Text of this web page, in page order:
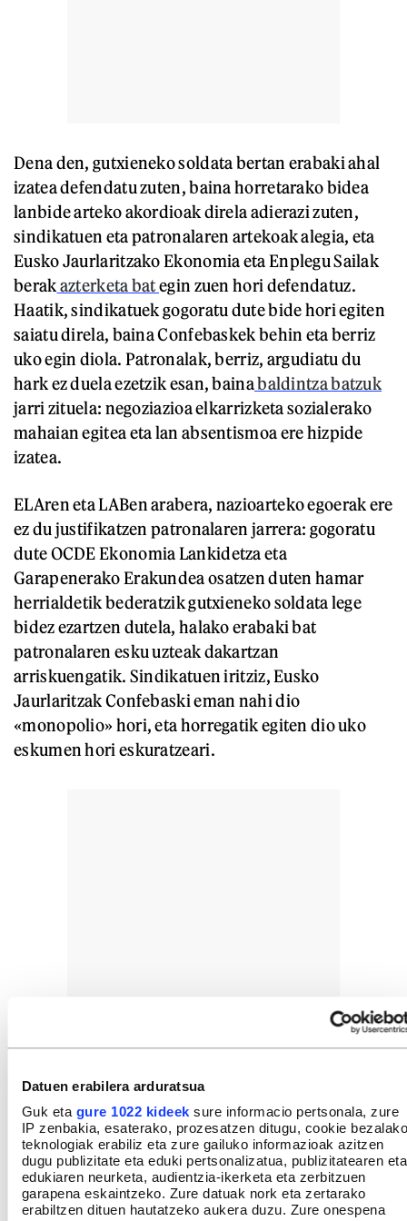
Datuen erabilera arduratsua
Guk eta gure 1022 kideek sure informacio pertsonala, zure
IP zenbakia, esaterako, prozesatzen ditugu, cookie bezalako
teknologiak erabiliz eta zure gailuko informazioak azitzen
dugu publizitate eta eduki pertsonalizatua, publizitatearen eta
edukiaren neurketa, audientzia-ikerketa eta zerbitzuen
garapena eskaintzeko. Zure datuak nork eta zertarako
erabiltzen dituen hautatzeko aukera duzu. Zure onespena
Dena den, gutxieneko soldata bertan erabaki ahal
izatea defendatu zuten, baina horretarako bidea
lanbide arteko akordioak direla adierazi zuten,
sindikatuen eta patronalaren artekoak alegia, eta
Eusko Jaurlaritzako Ekonomia eta Enplegu Sailak
berakazterketa bategin zuen hori defendatuz.
Haatik, sindikatuek gogoratu dute bide hori egiten
saiatu direla, baina Confebaskek behin eta berriz
uko egin diola. Patronalak, berriz, argudiatu du
hark ez duela ezetzik esan, bainabaldintza batzuk
jarri zituela: negoziazioa elkarrizketa sozialerako
mahaian egitea eta lan absentismoa ere hizpide
izatea.
ELAren eta LABen arabera, nazioarteko egoerak ere
ez du justifikatzen patronalaren jarrera: gogoratu
dute OCDE Ekonomia Lankidetza eta
Garapenerako Erakundea osatzen duten hamar
herrialdetik bederatzik gutxieneko soldata lege
bidez ezartzen dutela, halako erabaki bat
patronalaren esku uzteak dakartzan
arriskuengatik. Sindikatuen iritziz, Eusko
Jaurlaritzak Confebaski eman nahi dio
«monopolio» hori, eta horregatik egiten dio uko
eskumen hori eskuratzeari.